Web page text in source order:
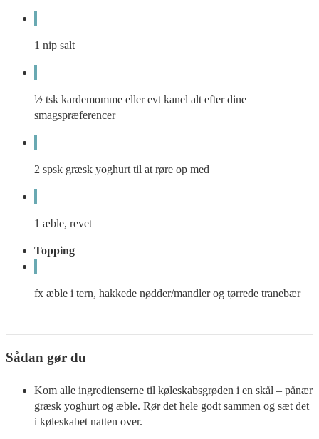
1 nip salt
½ tsk kardemomme eller evt kanel alt efter dine
smagspræferencer
2 spsk græsk yoghurt til at røre op med
1 æble, revet
Topping
fx æble i tern, hakkede nødder/mandler og tørrede tranebær
Sådan gør du
Kom alle ingredienserne til køleskabsgrøden i en skål – pånær
græsk yoghurt og æble. Rør det hele godt sammen og sæt det
i køleskabet natten over.